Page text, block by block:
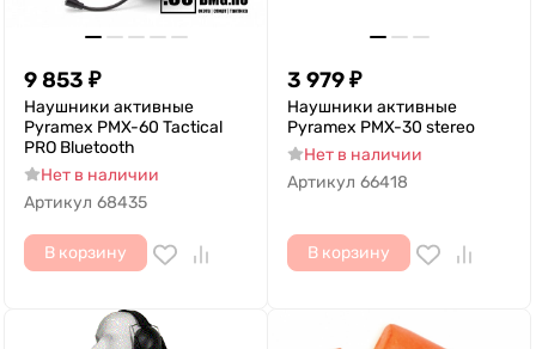
9 853 ₽
Наушники активные
Pyramex PMX-60 Tactical
PRO Bluetooth
Нет в наличии
Артикул 68435
В корзину
3 979₽
Наушники активные
Pyramex PMX-30 stereo
Нет в наличии
Артикул 66418
В корзину